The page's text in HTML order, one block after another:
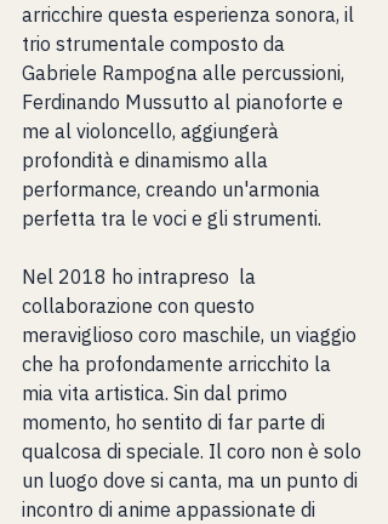
arricchire questa esperienza sonora, il
trio strumentale composto da
Gabriele Rampogna alle percussioni,
Ferdinando Mussutto al pianoforte e
me al violoncello, aggiungerà
profondità e dinamismo alla
performance, creando un'armonia
perfetta tra le voci e gli strumenti.
Nel 2018 ho intrapreso  la
collaborazione con questo
meraviglioso coro maschile, un viaggio
che ha profondamente arricchito la
mia vita artistica. Sin dal primo
momento, ho sentito di far parte di
qualcosa di speciale. Il coro non è solo
un luogo dove si canta, ma un punto di
incontro di anime appassionate di